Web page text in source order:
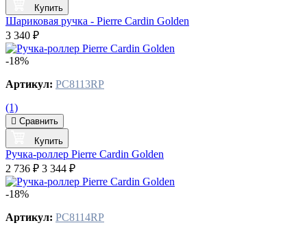
Купить
Шариковая ручка - Pierre Cardin Golden
3 340 ₽
-18%
Артикул: PC8113RP
(1)
Сравнить
Купить
Ручка-роллер Pierre Cardin Golden
2 736 ₽ 3 344 ₽
-18%
Артикул: PC8114RP